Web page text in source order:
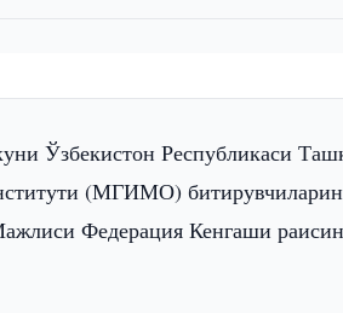
Ўзбекистон Республикаси
(МГИМО)
Федерация Кенгаши